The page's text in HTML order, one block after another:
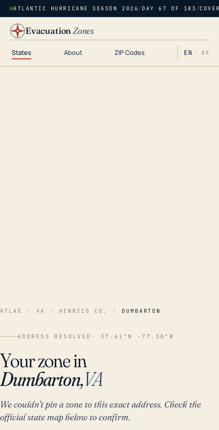
ATLANTIC HURRICANE SEASON 2026 /DAY 67 OF 183 /
EvacuationZones
States About ZIP Codes EN · ES
ATLAS / VA / HENRICO CO. / DUMBARTON
ADDRESS RESOLVED · 37.61°N -77.50°W
Your zone in
Dumbarton,VA
We couldn't pin a zone to this exact address. Check the
official state map below to confirm.